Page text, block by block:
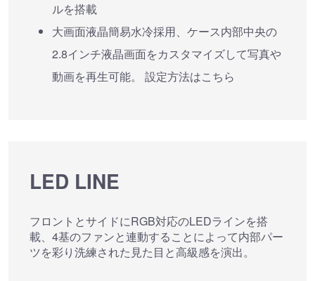
ルを搭載
大画面液晶簡易水冷採用、ケース内部中央の
2.8インチ液晶画面をカスタマイズして写真や
動画を再生可能。 設定方法はこちら
LED LINE
フロントとサイドにRGB対応のLEDラインを搭
載、4基のファンと連動することによって内部パー
ツを彩り洗練された見た目と高級感を演出。